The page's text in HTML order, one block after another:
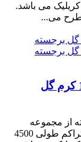
محصول هشت رنگ بوده و 100% اکریلیک می باشد.
طرح می...
فرش نگین مشهد 1500 شانه طرح 1503 کرم گل
گل برجسته از مجموعه
محصولات 1500 شانه گلبرجسته بوده که دارای تراکم طولی 4500